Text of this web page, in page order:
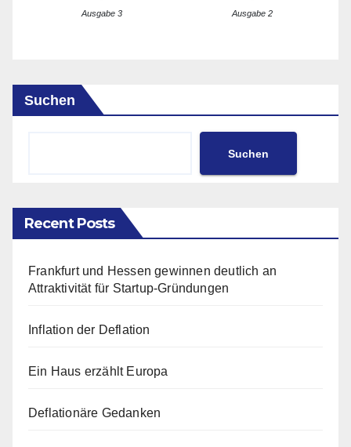
Ausgabe 3 Ausgabe 2
Suchen
Suchen
Recent Posts
Frankfurt und Hessen gewinnen deutlich an
Attraktivität für Startup-Gründungen
Inflation der Deflation
Ein Haus erzählt Europa
Deflationäre Gedanken